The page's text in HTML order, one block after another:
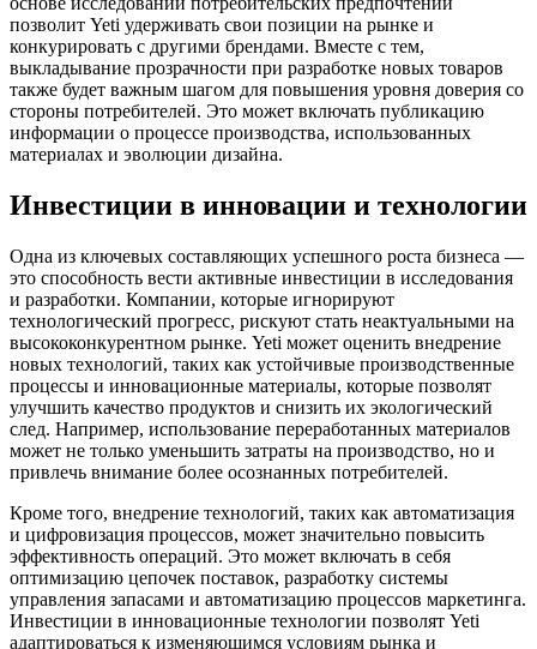
позволит Yeti удерживать свои позиции на рынке и
конкурировать с другими брендами. Вместе с тем,
выкладывание прозрачности при разработке новых товаров
также будет важным шагом для повышения уровня доверия со
стороны потребителей. Это может включать публикацию
информации о процессе производства, использованных
материалах и эволюции дизайна.
Инвестиции в инновации и технологии
Одна из ключевых составляющих успешного роста бизнеса —
это способность вести активные инвестиции в исследования
и разработки. Компании, которые игнорируют
технологический прогресс, рискуют стать неактуальными на
высококонкурентном рынке. Yeti может оценить внедрение
новых технологий, таких как устойчивые производственные
процессы и инновационные материалы, которые позволят
улучшить качество продуктов и снизить их экологический
след. Например, использование переработанных материалов
может не только уменьшить затраты на производство, но и
привлечь внимание более осознанных потребителей.
Кроме того, внедрение технологий, таких как автоматизация
и цифровизация процессов, может значительно повысить
эффективность операций. Это может включать в себя
оптимизацию цепочек поставок, разработку системы
управления запасами и автоматизацию процессов маркетинга.
Инвестиции в инновационные технологии позволят Yeti
адаптироваться к изменяющимся условиям рынка и